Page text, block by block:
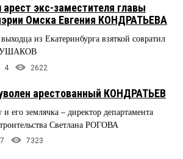
экс-заместителя главы
Омска Евгения КОНДРАТЬЕВА
из Екатеринбурга взяткой совратил
УШАКОВ
4 2622
арестованный КОНДРАТЬЕВ
и его землячка – директор департамента
Светлана РОГОВА
7 7323